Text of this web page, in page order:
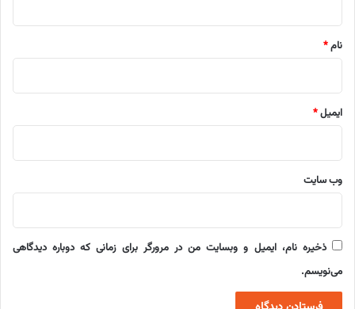
نام*
ایمیل*
وب‌ سایت
ذخیره نام، ایمیل و وبسایت من در مرورگر برای زمانی که دوباره دیدگاهی
می‌نویسم.